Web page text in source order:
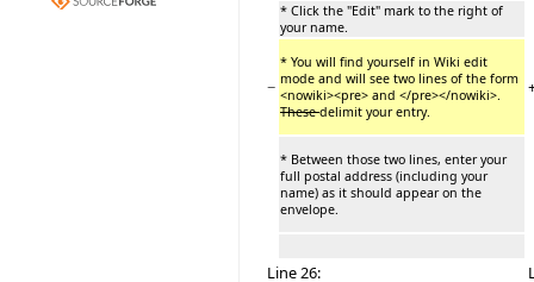
* Click the "Edit" mark to the right of
your name.
−
* You will find yourself in Wiki edit
mode and will see two lines of the form
<nowiki><pre> and </pre></nowiki>.
Thesedelimit your entry.
* Between those two lines, enter your
full postal address (including your
name) as it should appear on the
envelope.
Line 26: